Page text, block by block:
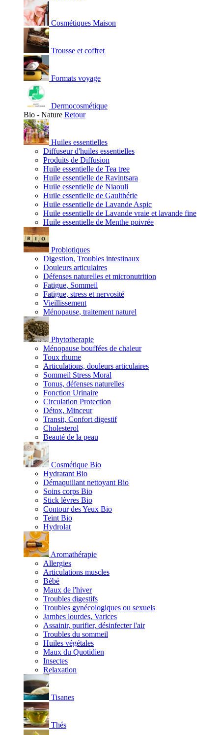
Cosmétiques Maison
Trousse et coffret
Formats voyage
Dermocosmétique
Bio - Nature Retour
Huiles essentielles
Diffuseur d'huiles essentielles
Produits de Diffusion
Huile essentielle de Tea tree
Huile essentielle de Ravintsara
Huile essentielle de Niaouli
Huile essentielle de Gaulthérie
Huile essentielle de Lavande Aspic
Huile essentielle de Lavande vraie et lavande fine
Huile essentielle de Menthe poivrée
Probiotiques
Digestion, Troubles intestinaux
Douleurs articulaires
Défenses naturelles et micronutrition
Fatigue, Sommeil
Fatigue, stress et nervosité
Vieillissement
Ménopause, traitement naturel
Phytotherapie
Ménopause bouffées de chaleur
Toux rhume
Articulations, douleurs articulaires
Sommeil Stress Moral
Tonus, défenses naturelles
Fonction Urinaire
Circulation Protection
Détox, Minceur
Transit, Confort digestif
Cholesterol
Beauté de la peau
Cosmétique Bio
Hydratant Bio
Démaquillant nettoyant Bio
Soins corps Bio
Stick lèvres Bio
Contour des Yeux Bio
Teint Bio
Hydrolat
Aromathérapie
Allergies
Articulations muscles
Bébé
Maux de l'hiver
Troubles digestifs
Troubles gynécologiques ou sexuels
Jambes lourdes, Varices
Assainir, purifier, désinfecter l'air
Troubles du sommeil
Huiles végétales
Maux du Quotidien
Insectes
Relaxation
Tisanes
Thés